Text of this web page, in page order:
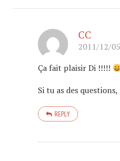
CC
2011/12/
Ça fait plaisir Di !!!!!
Si tu as des questions,
REPLY